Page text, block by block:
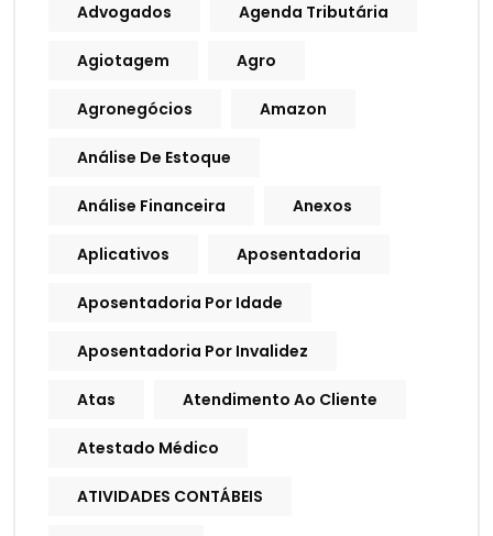
Advogados Agenda Tributária
Agiotagem Agro
Agronegócios Amazon
Análise De Estoque
Análise Financeira Anexos
Aplicativos Aposentadoria
Aposentadoria Por Idade
Aposentadoria Por Invalidez
Atas Atendimento Ao Cliente
Atestado Médico
ATIVIDADES CONTÁBEIS